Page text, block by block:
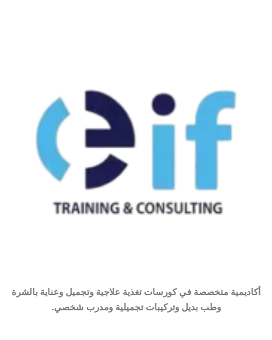
أكاديمية متخصصة في كورسات تغذية علاجية وتجميل وعناية بالشرة
وطب بديل وتركيبات تجميلية ومدرب شخصي.